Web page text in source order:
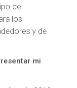
de
los
y de
mi